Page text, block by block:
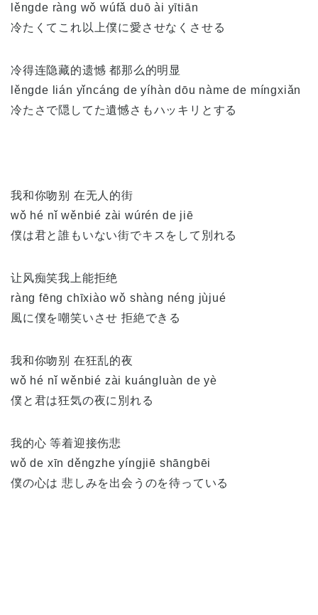
lěngde ràng wǒ wúfǎ duō ài yītiān
冷たくてこれ以上僕に愛させなくさせる
冷得连隐藏的遗憾 都那么的明显
lěngde lián yǐncáng de yíhàn dōu nàme de míngxiǎn
冷たさで隠してた遺憾さもハッキリとする
我和你吻别 在无人的街
wǒ hé nǐ wěnbié zài wúrén de jiē
僕は君と誰もいない街でキスをして別れる
让风痴笑我上能拒绝
ràng fēng chīxiào wǒ shàng néng jùjué
風に僕を嘲笑いさせ 拒絶できる
我和你吻别 在狂乱的夜
wǒ hé nǐ wěnbié zài kuángluàn de yè
僕と君は狂気の夜に別れる
我的心 等着迎接伤悲
wǒ de xīn děngzhe yíngjiē shāngbēi
僕の心は 悲しみを出会うのを待っている